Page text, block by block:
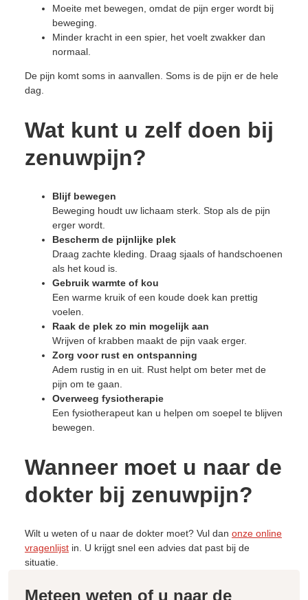
Moeite met bewegen, omdat de pijn erger wordt bij
beweging.
Minder kracht in een spier, het voelt zwakker dan
normaal.
De pijn komt soms in aanvallen. Soms is de pijn er de hele
dag.
Wat kunt u zelf doen bij
zenuwpijn?
Blijf bewegen
Beweging houdt uw lichaam sterk. Stop als de pijn
erger wordt.
Bescherm de pijnlijke plek
Draag zachte kleding. Draag sjaals of handschoenen
als het koud is.
Gebruik warmte of kou
Een warme kruik of een koude doek kan prettig
voelen.
Raak de plek zo min mogelijk aan
Wrijven of krabben maakt de pijn vaak erger.
Zorg voor rust en ontspanning
Adem rustig in en uit. Rust helpt om beter met de
pijn om te gaan.
Overweeg fysiotherapie
Een fysiotherapeut kan u helpen om soepel te blijven
bewegen.
Wanneer moet u naar de
dokter bij zenuwpijn?
Wilt u weten of u naar de dokter moet? Vul dan onze online
vragenlijst in. U krijgt snel een advies dat past bij de
situatie.
Meteen weten of u naar de